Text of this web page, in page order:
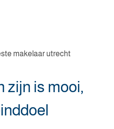
zijn is mooi,